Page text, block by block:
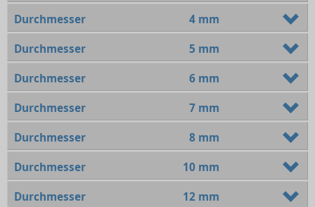
Durchmesser 4 mm
Durchmesser 5 mm
Durchmesser 6 mm
Durchmesser 7 mm
Durchmesser 8 mm
Durchmesser 10 mm
Durchmesser 12 mm